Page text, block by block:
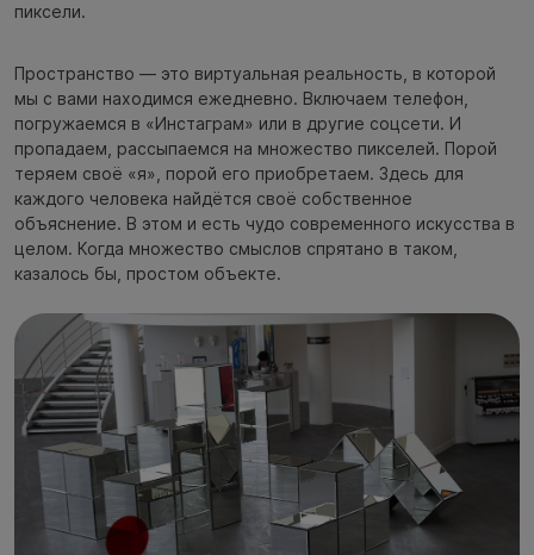
пиксели.
Пространство — это виртуальная реальность, в которой
мы с вами находимся ежедневно. Включаем телефон,
погружаемся в «Инстаграм» или в другие соцсети. И
пропадаем, рассыпаемся на множество пикселей. Порой
теряем своё «я», порой его приобретаем. Здесь для
каждого человека найдётся своё собственное
объяснение. В этом и есть чудо современного искусства в
целом. Когда множество смыслов спрятано в таком,
казалось бы, простом объекте.